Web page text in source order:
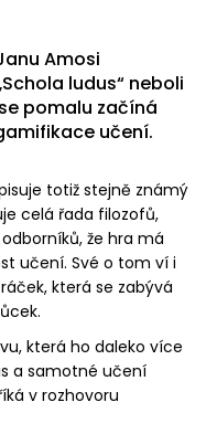
Amosi
ludus“ neboli
pomalu začíná
učení.
totiž stejně známý
celá řada filozofů,
že hra má
učení. Své o tom ví i
která se zabývá
která ho daleko více
a samotné učení
v rozhovoru